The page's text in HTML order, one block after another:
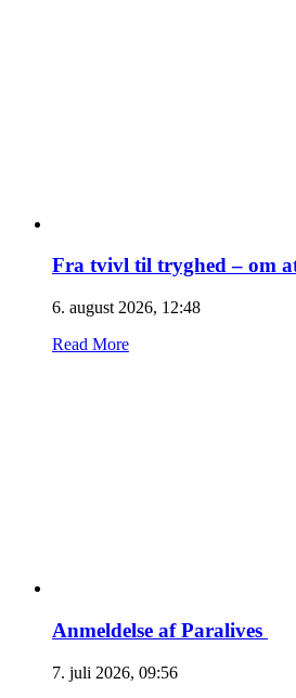
Fra tvivl til tryghed – om
6. august 2026, 12:48
Read More
Anmeldelse af Paralives
7. juli 2026, 09:56